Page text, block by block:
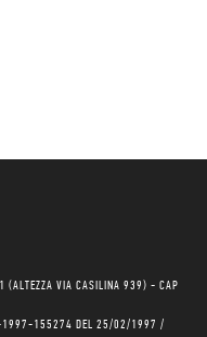
(ALTEZZA VIA CASILINA 939) - CAP
1997-155274 DEL 25/02/1997 /